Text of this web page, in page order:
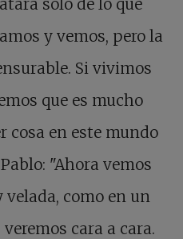
sólo de lo que
y vemos, pero la
Si vivimos
que es mucho
cosa en este mundo
"Ahora vemos
como en un
cara a cara.